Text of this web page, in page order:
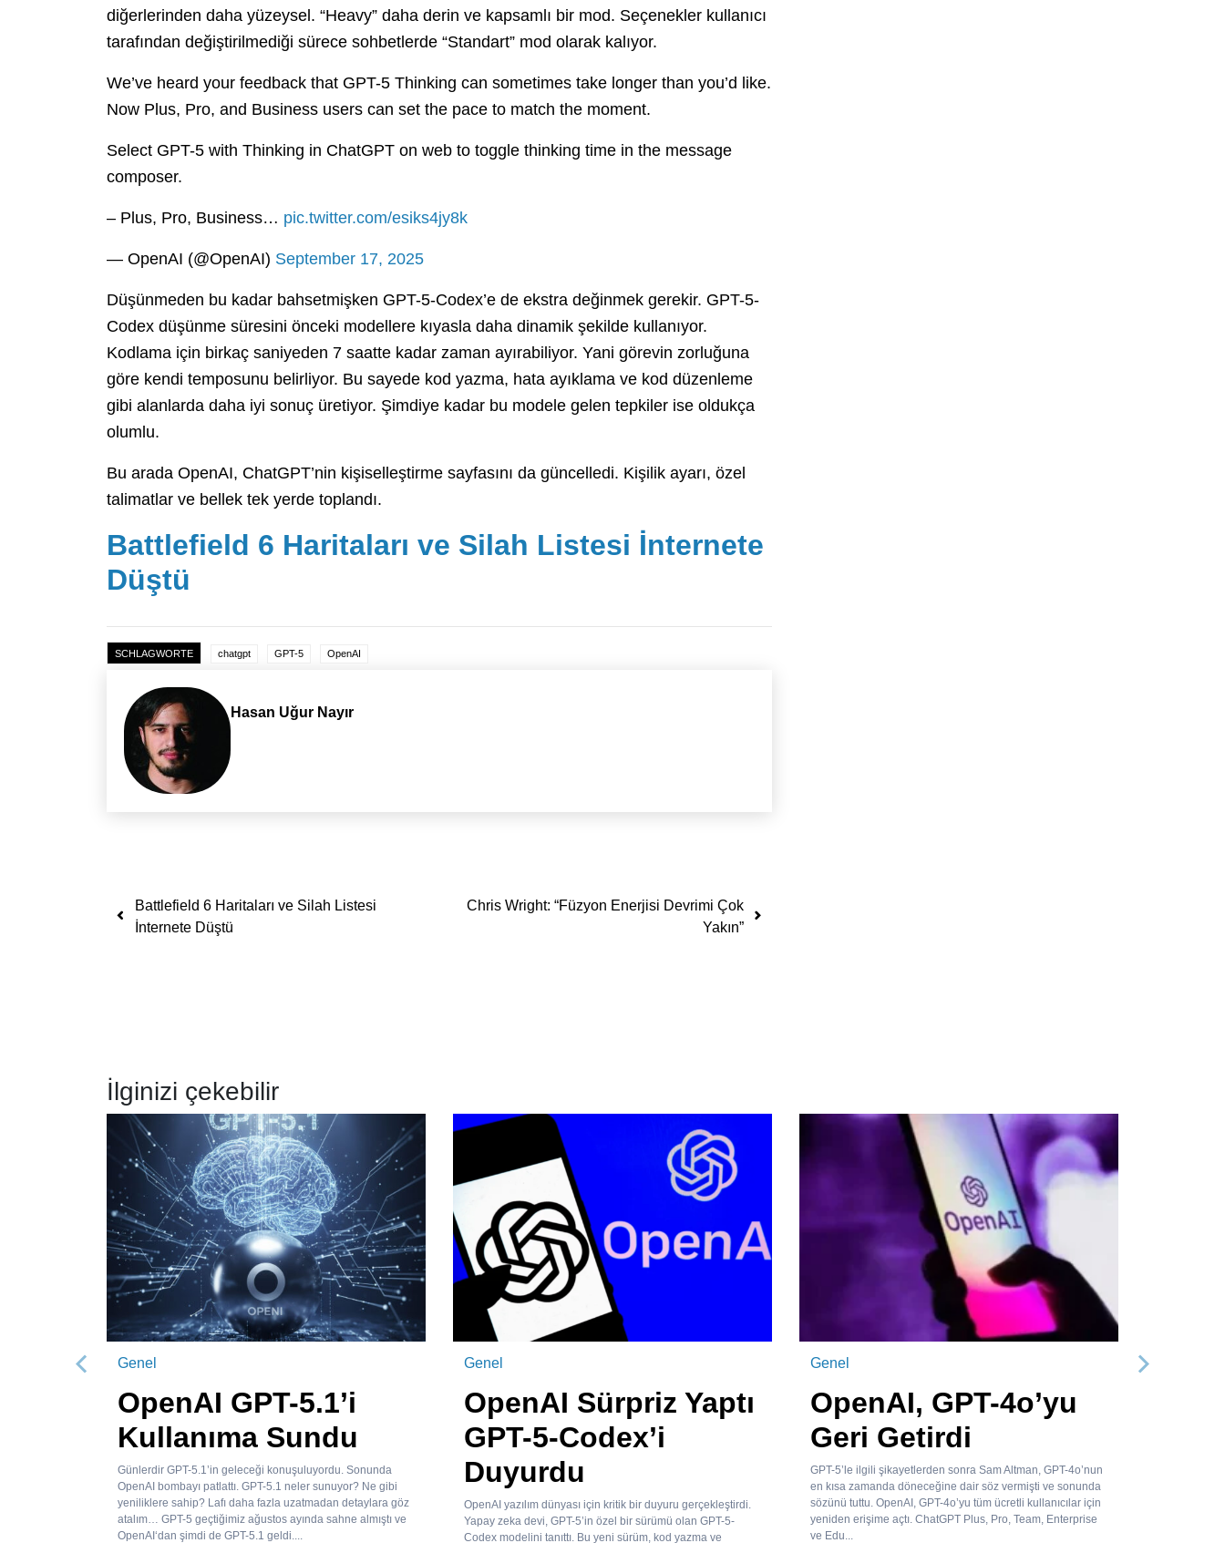
diğerlerinden daha yüzeysel. “Heavy” daha derin ve kapsamlı bir mod. Seçenekler kullanıcı
tarafından değiştirilmediği sürece sohbetlerde “Standart” mod olarak kalıyor.
We’ve heard your feedback that GPT-5 Thinking can sometimes take longer than you’d like.
Now Plus, Pro, and Business users can set the pace to match the moment.
Select GPT-5 with Thinking in ChatGPT on web to toggle thinking time in the message
composer.
– Plus, Pro, Business… pic.twitter.com/esiks4jy8k
— OpenAI (@OpenAI) September 17, 2025
Düşünmeden bu kadar bahsetmişken GPT-5-Codex’e de ekstra değinmek gerekir. GPT-5-
Codex düşünme süresini önceki modellere kıyasla daha dinamik şekilde kullanıyor.
Kodlama için birkaç saniyeden 7 saatte kadar zaman ayırabiliyor. Yani görevin zorluğuna
göre kendi temposunu belirliyor. Bu sayede kod yazma, hata ayıklama ve kod düzenleme
gibi alanlarda daha iyi sonuç üretiyor. Şimdiye kadar bu modele gelen tepkiler ise oldukça
olumlu.
Bu arada OpenAI, ChatGPT’nin kişiselleştirme sayfasını da güncelledi. Kişilik ayarı, özel
talimatlar ve bellek tek yerde toplandı.
Battlefield 6 Haritaları ve Silah Listesi İnternete
Düştü
SCHLAGWORTE chatgpt GPT-5 OpenAI
Hasan Uğur Nayır
Yazı dolaşımı
Battlefield 6 Haritaları ve Silah Listesi
İnternete Düştü
Chris Wright: “Füzyon Enerjisi Devrimi Çok
Yakın”
İlginizi çekebilir
Genel
OpenAI GPT-5.1’i
Kullanıma Sundu
Günlerdir GPT-5.1’in geleceği konuşuluyordu. Sonunda
OpenAI bombayı patlattı. GPT-5.1 neler sunuyor? Ne gibi
yeniliklere sahip? Lafı daha fazla uzatmadan detaylara göz
atalım… GPT-5 geçtiğimiz ağustos ayında sahne almıştı ve
OpenAI‘dan şimdi de GPT-5.1 geldi....
Genel
OpenAI Sürpriz Yaptı
GPT-5-Codex’i
Duyurdu
OpenAI yazılım dünyası için kritik bir duyuru gerçekleştirdi.
Yapay zeka devi, GPT-5’in özel bir sürümü olan GPT-5-
Codex modelini tanıttı. Bu yeni sürüm, kod yazma ve
Genel
OpenAI, GPT-4o’yu
Geri Getirdi
GPT-5’le ilgili şikayetlerden sonra Sam Altman, GPT-4o’nun
en kısa zamanda döneceğine dair söz vermişti ve sonunda
sözünü tuttu. OpenAI, GPT-4o’yu tüm ücretli kullanıcılar için
yeniden erişime açtı. ChatGPT Plus, Pro, Team, Enterprise
ve Edu...
Önceki Sonraki